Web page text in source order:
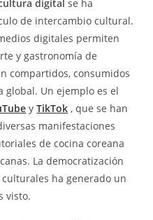
digital se ha
de intercambio cultural.
digitales permiten
y gastronomía de
compartidos, consumidos
global. Un ejemplo es el
yTikTok , que se han
manifestaciones
de cocina coreana
La democratización
ha generado un
visto.